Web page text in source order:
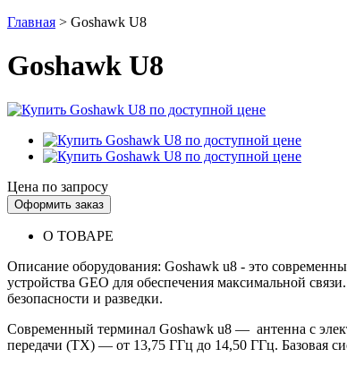
Главная > Goshawk U8
Goshawk U8
Цена по запросу
Оформить заказ
О ТОВАРЕ
Описание оборудования: Goshawk u8 - это
устройства GEO для обеспечения максимальной
безопасности и разведки.
Современный терминал Goshawk u8 — антенна с
передачи (TX) — от 13,75 ГГц до 14,50 ГГц. Базовая